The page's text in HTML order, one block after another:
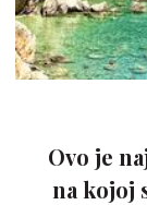
Ovo je
na kojoj